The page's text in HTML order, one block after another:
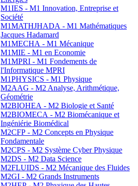
M1IES - M1 Innovation, Entreprise et
Société
M1MATHJHADA - M1 Mathématiques
Jacques Hadamard
M1MECHA - M1 Mécanique
M1MIE - M1 en Economie
M1MPRI - M1 Fondements de
l'Informatique MPRI
M1PHYSICS - M1 Physique
M2AAG - M2 Analyse, Arithmétique,
Géométrie
M2BIOHEA - M2 Biologie et Santé
M2BIOMECA - M2 Biomécanique et
Ingéniérie Biomédical
M2CFP - M2 Concepts en Physique
Fondamentale
M2CPS - M2 Système Cyber Physique
M2DS - M2 Data Science
M2FLUIDS - M2 Mécanique des Fluides
M2GI - M2 Grands Instruments